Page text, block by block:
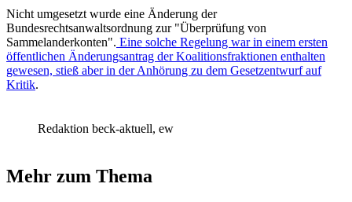
Nicht umgesetzt wurde eine Änderung der
Bundesrechtsanwaltsordnung zur "Überprüfung von
Sammelanderkonten". Eine solche Regelung war in einem ersten
öffentlichen Änderungsantrag der Koalitionsfraktionen enthalten
gewesen, stieß aber in der Anhörung zu dem Gesetzentwurf auf
Kritik.
Redaktion beck-aktuell, ew
Mehr zum Thema